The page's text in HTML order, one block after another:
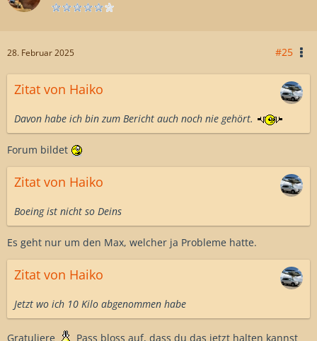
28. Februar 2025 #25
Zitat von Haiko
Davon habe ich bin zum Bericht auch noch nie gehört.
Forum bildet
Zitat von Haiko
Boeing ist nicht so Deins
Es geht nur um den Max, welcher ja Probleme hatte.
Zitat von Haiko
Jetzt wo ich 10 Kilo abgenommen habe
Gratuliere Pass bloss auf, dass du das jetzt halten kannst